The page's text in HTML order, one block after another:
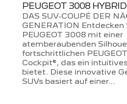
PEUGEOT 3008 HYBRID
DAS SUV-COUPÉ DER
GENERATION Entdecken
PEUGEOT 3008 mit einer
atemberaubenden
fortschrittlichen
Cockpit®, das ein
bietet. Diese innovative
SUVs basiert auf einer...